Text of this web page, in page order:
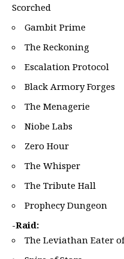
Scorched
Gambit Prime
The Reckoning
Escalation Protocol
Black Armory Forges
The Menagerie
Niobe Labs
Zero Hour
The Whisper
The Tribute Hall
Prophecy Dungeon
-Raid:
The Leviathan Eater